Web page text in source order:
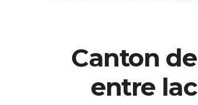
Canton
entre